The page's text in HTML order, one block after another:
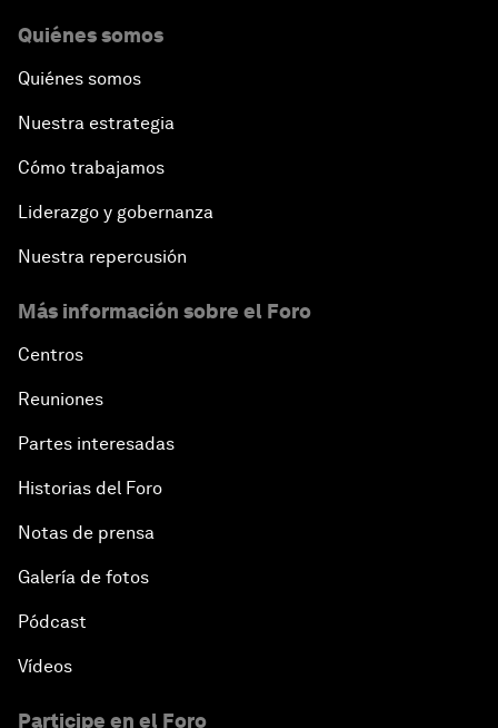
Quiénes somos
Quiénes somos
Nuestra estrategia
Cómo trabajamos
Liderazgo y gobernanza
Nuestra repercusión
Más información sobre el Foro
Centros
Reuniones
Partes interesadas
Historias del Foro
Notas de prensa
Galería de fotos
Pódcast
Vídeos
Participe en el Foro